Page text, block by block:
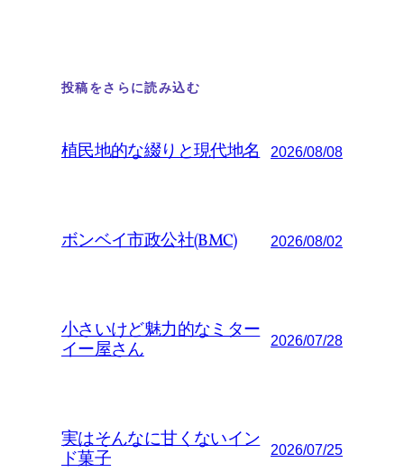
投稿をさらに読み込む
植民地的な綴りと現代地名 2026/08/08
ボンベイ市政公社(BMC) 2026/08/02
小さいけど魅力的なミター
イー屋さん
2026/07/28
実はそんなに甘くないイン
ド菓子
2026/07/25